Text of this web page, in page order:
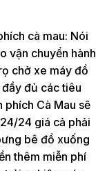
cà mau: Nói
vận chuyển hành
chở xe máy đồ
đủ các tiêu
phích Cà Mau sẽ
24 giá cả phải
bê đồ xuống
thêm miễn phí